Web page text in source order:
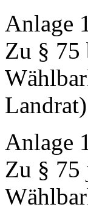
Anlage
Zu § 75
Landrat)
Anlage
Zu § 75